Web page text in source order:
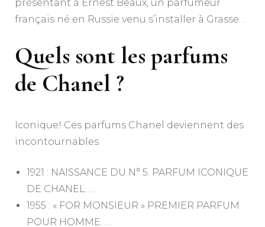
présentant à Ernest Beaux, un parfumeur
français né en Russie venu s’installer à Grasse. .
Quels sont les parfums
de Chanel ?
Iconique! Ces parfums Chanel deviennent des
incontournables
1921 : NAISSANCE DU N° 5. PARFUM ICONIQUE
DE CHANEL. …
1955 : « FOR MONSIEUR » PREMIER PARFUM
POUR HOMME. …